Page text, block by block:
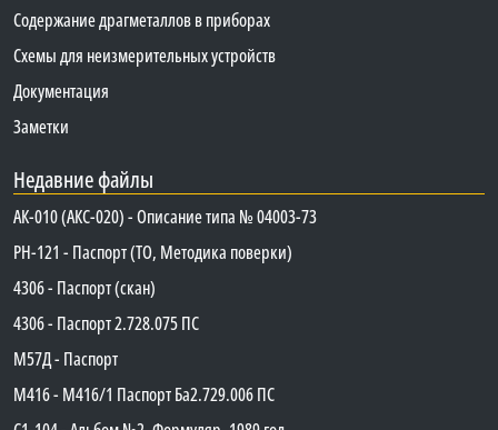
Содержание драгметаллов в приборах
Схемы для неизмерительных устройств
Документация
Заметки
Недавние файлы
АК-010 (АКС-020) - Описание типа № 04003-73
PH-121 - Паспорт (ТО, Методика поверки)
4306 - Паспорт (скан)
4306 - Паспорт 2.728.075 ПС
М57Д - Паспорт
М416 - М416/1 Паспорт Ба2.729.006 ПС